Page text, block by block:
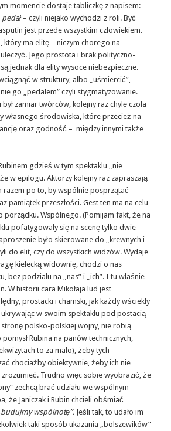
momencie dostaje tabliczkę z napisem:
– czyli niejako wychodzi z roli. Być
jest przede wszystkim człowiekiem.
który ma elitę – niczym chorego na
Jego prostota i brak polityczno-
jednak dla elity wysoce niebezpieczne.
w struktury, albo „uśmiercić”,
go „pedałem” czyli stygmatyzowanie.
zamiar twórców, kolejny raz chylę czoła
własnego środowiska, które przecież na
oraz godność – między innymi także
gdzieś w tym spektaklu „nie
w epilogu. Aktorzy kolejny raz zapraszają
razem po to, by wspólnie posprzątać
pamiątek przeszłości. Gest ten ma na celu
porządku. Wspólnego. (Pomijam fakt, że na
pofatygowały się na scenę tylko dwie
było skierowane do „krewnych i
do elit, czy do wszystkich widzów. Wydaje
kielecką widownię, chodzi o nas
bez podziału na „nas” i „ich”. I tu właśnie
W historii cara Mikołaja lud jest
prostacki i chamski, jak każdy wściekły
ukrywając w swoim spektaklu pod postacią
polsko-polskiej wojny, nie robią
Rubina na panów technicznych,
to za mało), żeby tych
chociażby obiektywnie, żeby ich nie
Trudno więc sobie wyobrazić, że
zechcą brać udziału we wspólnym
że Janiczak i Rubin chcieli obśmiać
wspólnotę”.Jeśli tak, to udało im
taki sposób ukazania „bolszewików”